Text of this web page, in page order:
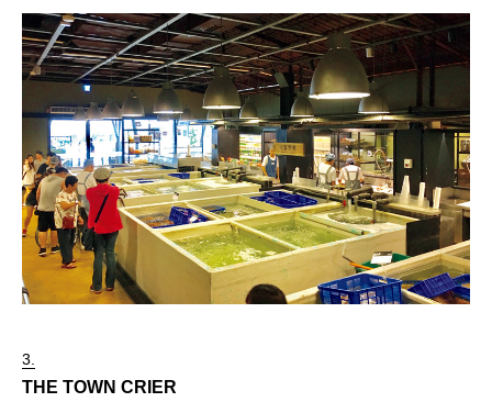
3.
THE TOWN CRIER